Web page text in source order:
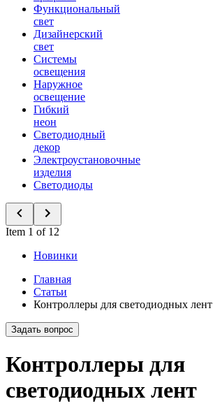
Функциональный
свет
Дизайнерский
свет
Системы
освещения
Наружное
освещение
Гибкий
неон
Светодиодный
декор
Электроустановочные
изделия
Светодиоды
Item 1 of 12
Новинки
Главная
Статьи
Контроллеры для светодиодных лент
Задать вопрос
Контроллеры для
светодиодных лент